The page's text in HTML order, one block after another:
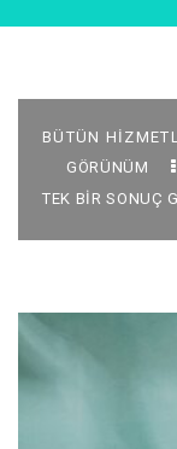
GÖRÜNÜM
TEK BIR SONUÇ